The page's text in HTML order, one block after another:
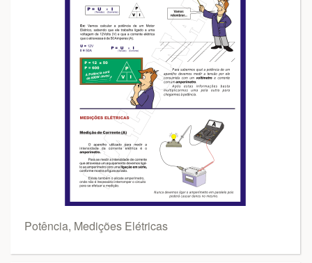
Potência, Medições Elétricas